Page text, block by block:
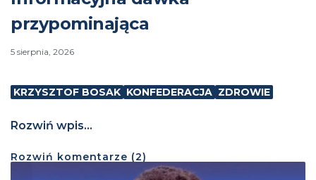
przypominająca
5 sierpnia, 2026
KRZYSZTOF BOSAK KONFEDERACJA ZDROWIE
Rozwiń wpis...
Rozwiń komentarze (2)